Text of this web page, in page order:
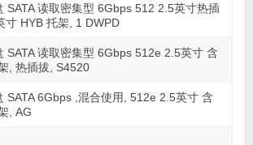
SATA 读取密集型 6Gbps 512 2.5英寸热插
寸 HYB 托架, 1 DWPD
SATA 读取密集型 6Gbps 512e 2.5英寸 含
, 热插拔, S4520
SATA 6Gbps ,混合使用, 512e 2.5英寸 含
, AG